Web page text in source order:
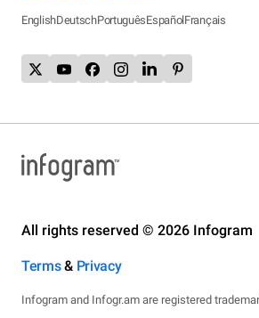
EnglishDeutschPortuguêsEspañolFrançais
All rights reserved © 2026 Infogram
Terms& Privacy
Infogram and Infogr.am are registered